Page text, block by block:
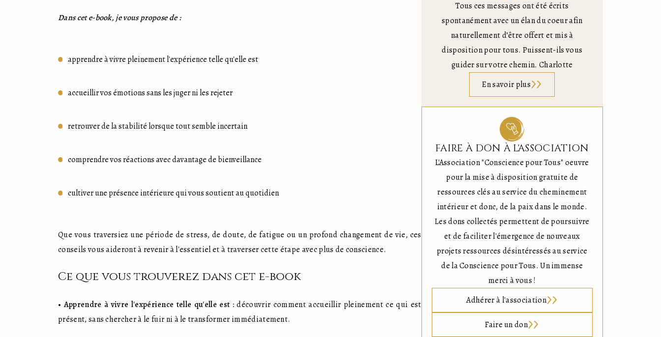
Dans cet e-book, je vous propose de :
apprendre à vivre pleinement l'expérience telle qu'elle est
accueillir vos émotions sans les juger ni les rejeter
retrouver de la stabilité lorsque tout semble incertain
comprendre vos réactions avec davantage de bienveillance
cultiver une présence intérieure qui vous soutient au quotidien
Que vous traversiez une période de stress, de doute, de fatigue ou un profond changement de vie, ces
conseils vous aideront à revenir à l'essentiel et à traverser cette étape avec plus de conscience.
Ce que vous trouverez dans cet e-book
• Apprendre à vivre l'expérience telle qu'elle est : découvrir comment accueillir pleinement ce qui est
présent, sans chercher à le fuir ni à le transformer immédiatement.
Tous ces messages ont été écrits
spontanément avec un élan du coeur afin
naturellement d’être offert et mis à
disposition pour tous. Puissent-ils vous
guider sur votre chemin. Charlotte
En savoir plus
FAIRE À DON À L'ASSOCIATION
L'Association "Conscience pour Tous" oeuvre
pour la mise à disposition gratuite de
ressources clés au service du cheminement
intérieur et donc, de la paix dans le monde.
Les dons collectés permettent de poursuivre
et de faciliter l'émergence de nouveaux
projets ressources désintéressés au service
de la Conscience pour Tous. Un immense
merci à vous !
Adhérer à l'association
Faire un don